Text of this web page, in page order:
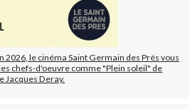
le cinéma Saint Germain des Prés vous
chefs-d'oeuvre comme "Plein soleil" de
Jacques Deray.